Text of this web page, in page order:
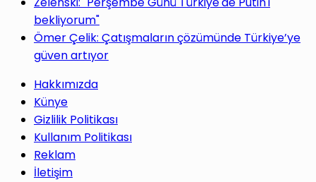
bekliyorum"
Ömer Çelik: Çatışmaların çözümünde Türkiye’ye
güven artıyor
Hakkımızda
Künye
Gizlilik Politikası
Kullanım Politikası
Reklam
İletişim